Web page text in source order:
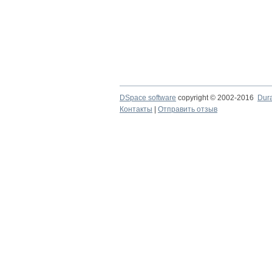
DSpace software copyright © 2002-2016
Контакты
Отправить отзыв